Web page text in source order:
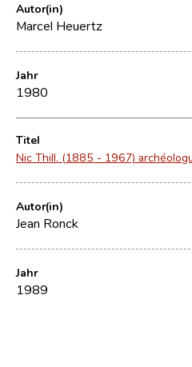
Autor(in)
Marcel Heuertz
Jahr
1980
Titel
Nic Thill. (1885 - 1967)
Autor(in)
Jean Ronck
Jahr
1989